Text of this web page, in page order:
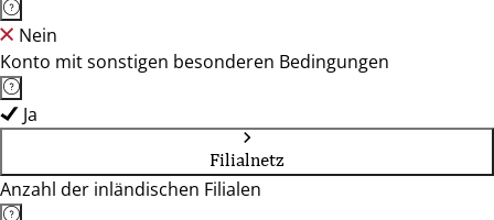
Nein
Konto mit sonstigen besonderen Bedingungen
Ja
Filialnetz
Anzahl der inländischen Filialen